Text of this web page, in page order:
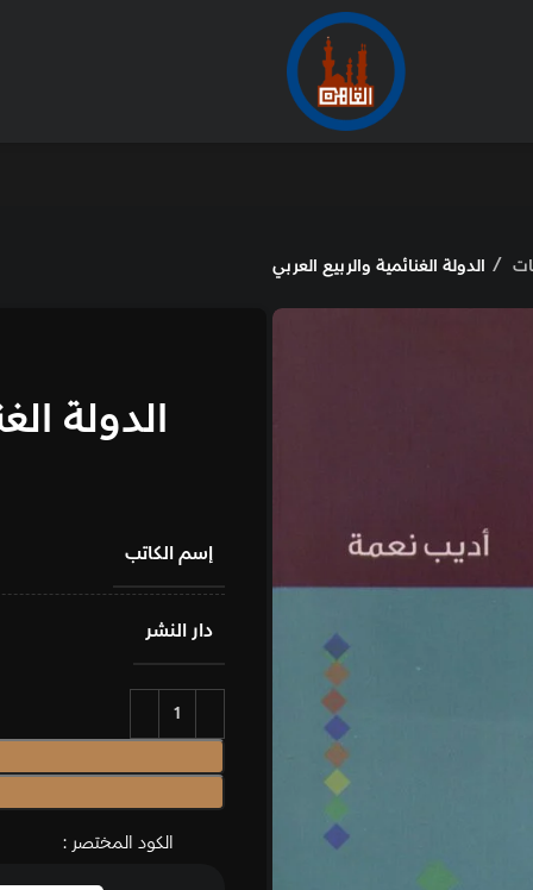
الدولة الغنائمية والربيع العربي
الدولة
إسم الكاتب
دار النشر
الكود المختصر :